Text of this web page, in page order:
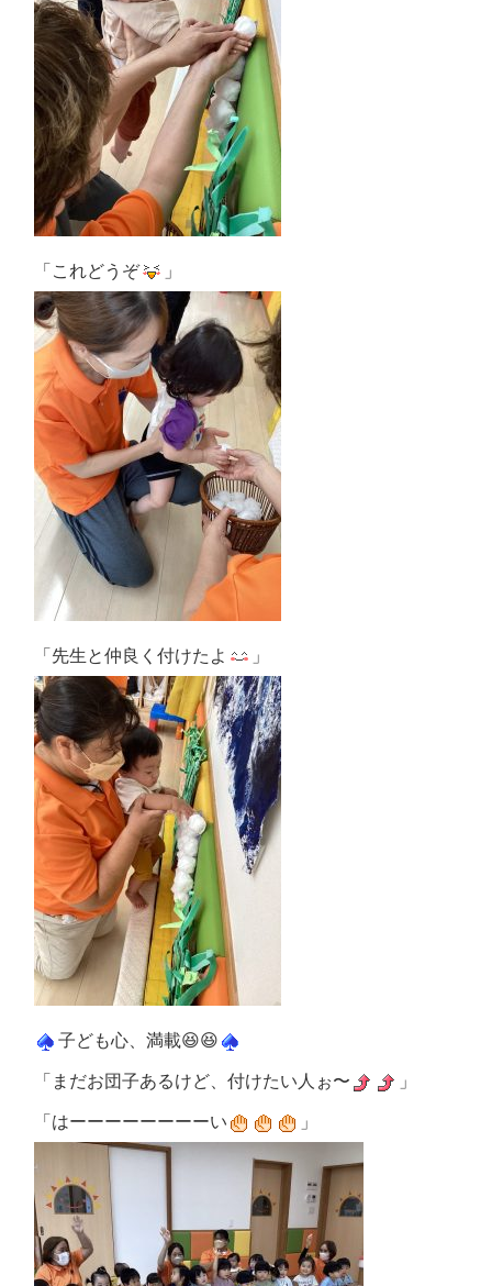
「これどうぞ 」
「先生と仲良く付けたよ 」
子ども心、満載😆😆
「まだお団子あるけど、付けたい人ぉ〜 」
「はーーーーーーーーい 」